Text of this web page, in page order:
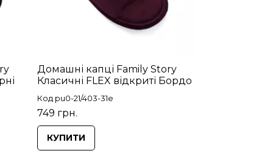
Домашні капці Family Story
Класичні FLEX відкриті Бордо
Код pu0-21/403-31e
749 грн.
КУПИТИ